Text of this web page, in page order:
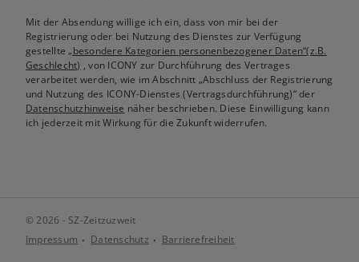
Mit der Absendung willige ich ein, dass von mir bei der
Registrierung oder bei Nutzung des Dienstes zur Verfügung
gestellte„besondere Kategorien personenbezogener Daten“(z.B.
Geschlecht) , von ICONY zur Durchführung des Vertrages
verarbeitet werden, wie im Abschnitt „Abschluss der Registrierung
und Nutzung des ICONY-Dienstes (Vertragsdurchführung)“ der
Datenschutzhinweise näher beschrieben. Diese Einwilligung kann
ich jederzeit mit Wirkung für die Zukunft widerrufen.
© 2026 - SZ-Zeitzuzweit
Impressum
Datenschutz Barrierefreiheit